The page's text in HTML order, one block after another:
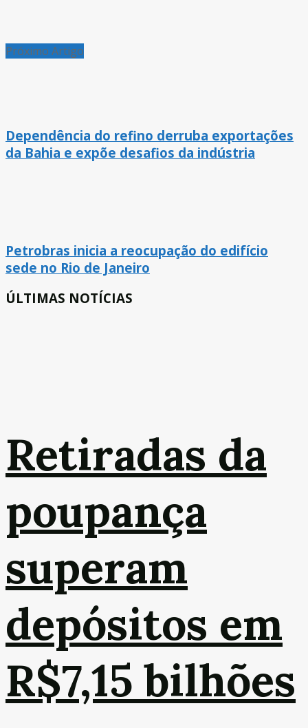
Próximo Artigo
Dependência do refino derruba exportações
da Bahia e expõe desafios da indústria
Petrobras inicia a reocupação do edifício
sede no Rio de Janeiro
ÚLTIMAS NOTÍCIAS
Retiradas da
poupança
superam
depósitos em
R$7,15 bilhões